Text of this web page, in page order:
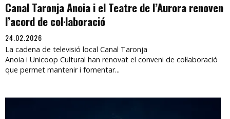
Canal Taronja Anoia i el Teatre de l’Aurora renoven
l’acord de col·laboració
24.02.2026
La cadena de televisió local Canal Taronja
Anoia i Unicoop Cultural han renovat el conveni de col·laboració
que permet mantenir i fomentar...